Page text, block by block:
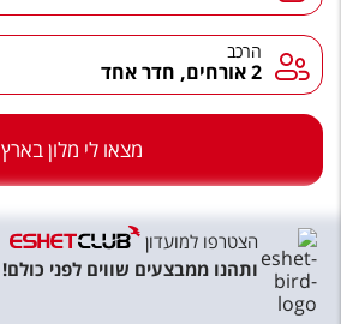
הרגע האחרון
מלונות בחו"ל
Русский
הרכב הרכב
2 אורחים, חדר אחד
מצאו לי מלון בארץ
הצטרפו למועדון
ותהנו ממבצעים שווים לפני כולם!